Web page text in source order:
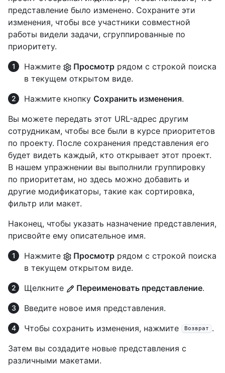
представление было изменено. Сохраните эти
изменения, чтобы все участники совместной
работы видели задачи, сгруппированные по
приоритету.
Нажмите
Просмотр рядом с строкой поиска
в текущем открытом виде.
Нажмите кнопку Сохранить изменения.
Вы можете передать этот URL-адрес другим
сотрудникам, чтобы все были в курсе приоритетов
по проекту. После сохранения представления его
будет видеть каждый, кто открывает этот проект.
В нашем упражнении вы выполнили группировку
по приоритетам, но здесь можно добавить и
другие модификаторы, такие как сортировка,
фильтр или макет.
Наконец, чтобы указать назначение представления,
присвойте ему описательное имя.
Нажмите
Просмотр рядом с строкой поиска
в текущем открытом виде.
Щелкните
Переименовать представление.
Введите новое имя представления.
Чтобы сохранить изменения, нажмите
Возврат
.
Затем вы создадите новые представления с
различными макетами.